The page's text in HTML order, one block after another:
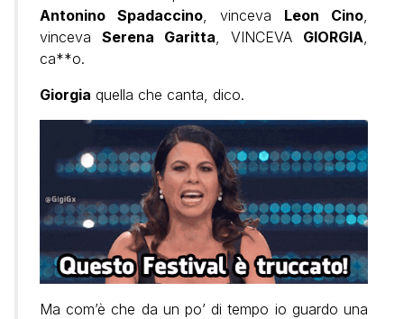
Antonino Spadaccino , vinceva Leon Cino
vinceva Serena Garitta , VINCEVA GIORGIA
ca**o.
Giorgia quella che canta, dico.
Ma com’è che da un po’ di tempo io guardo una